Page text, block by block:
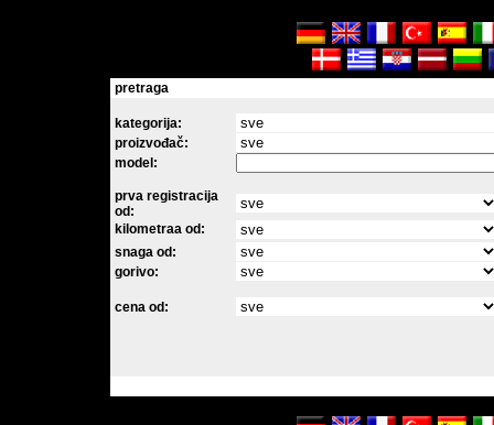
pretraga
kategorija:
proizvođač:
model:
prva registracija
od:
kilometraa od:
snaga od:
gorivo:
cena od: